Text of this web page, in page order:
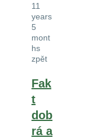
11
years
5
mont
hs
zpět
Fak
t
dob
rá a